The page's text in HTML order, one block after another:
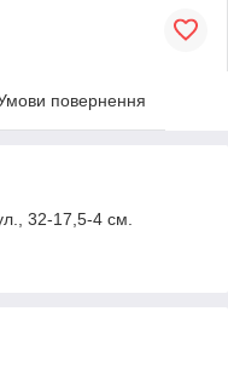
повернення
32-17,5-4 см.